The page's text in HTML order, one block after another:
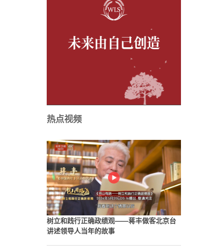
热点视频
树立和践行正确政绩观——蒋丰做客北京台
讲述领导人当年的故事